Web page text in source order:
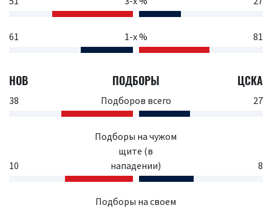
61 1-х % 81
НОВ ПОДБОРЫ ЦСКА
38 Подборов всего 27
10
Подборы на чужом
щите (в
нападении)
8
Подборы на своем